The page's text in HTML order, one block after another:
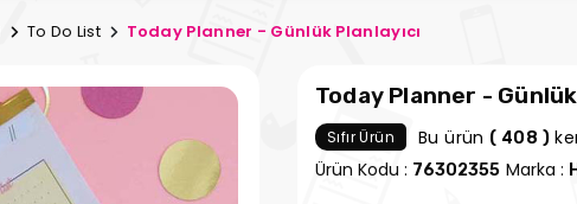
To Do List Today Planner - Günlük Planlayıcı
Today Planner - Günlük
Sıfır Ürün Bu ürün ( 408 )
Ürün Kodu : 76302355 Marka :